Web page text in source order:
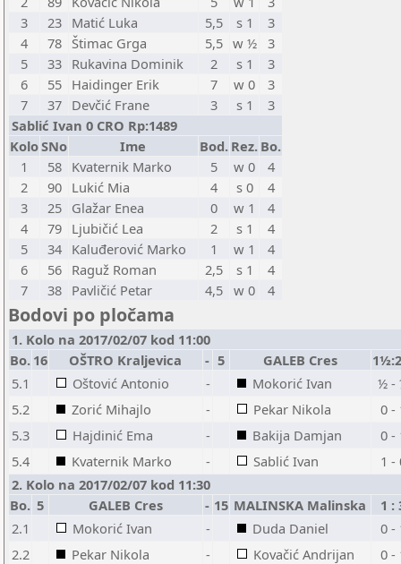
3
23 Matić Luka 5,5 s 1
3
4
78 Štimac Grga 5,5 w ½ 3
5
33 Rukavina Dominik 2 s 1
3
6
55 Haidinger Erik 7 w 0
3
7
37 Devčić Frane 3 s 1
3
Sablić Ivan 0 CRO Rp:1489
KoloSNo Ime Bod. Rez. Bo.
1
58 Kvaternik Marko 5 w 0
4
2
90 Lukić Mia 4 s 0
4
3
25 Glažar Enea 0 w 1
4
4
79 Ljubičić Lea 2 s 1
4
5
34 Kaluđerović Marko 1 w 1
4
6
56 Raguž Roman 2,5 s 1
4
7
38 Pavličić Petar 4,5 w 0 4
Bodovi po pločama
1. Kolo na 2017/02/07 kod 11:00
Bo. 16 OŠTRO Kraljevica - 5 GALEB Cres
5.1
Oštović Antonio - Mokorić Ivan
½ -
5.2
Zorić Mihajlo - Pekar Nikola
0 -
5.3
Hajdinić Ema - Bakija Damjan
0 -
5.4
Kvaternik Marko - Sablić Ivan
1 -
2. Kolo na 2017/02/07 kod 11:30
Bo. 5 GALEB Cres - 15 MALINSKA Malinska
1 :
2.1
Mokorić Ivan - Duda Daniel
0 -
2.2
Pekar Nikola - Kovačić Andrijan
0 -